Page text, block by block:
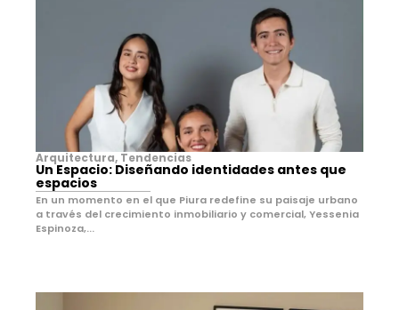
Arquitectura, Tendencias
Un Espacio: Diseñando identidades antes que
espacios
En un momento en el que Piura redefine su paisaje urbano
a través del crecimiento inmobiliario y comercial, Yessenia
Espinoza,...